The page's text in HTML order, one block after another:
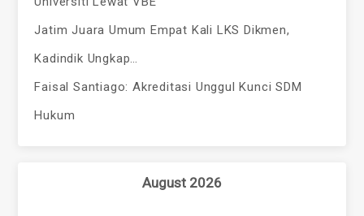
Jatim Juara Umum Empat Kali LKS Dikmen,
Kadindik Ungkap…
Faisal Santiago: Akreditasi Unggul Kunci SDM
Hukum
August 2026